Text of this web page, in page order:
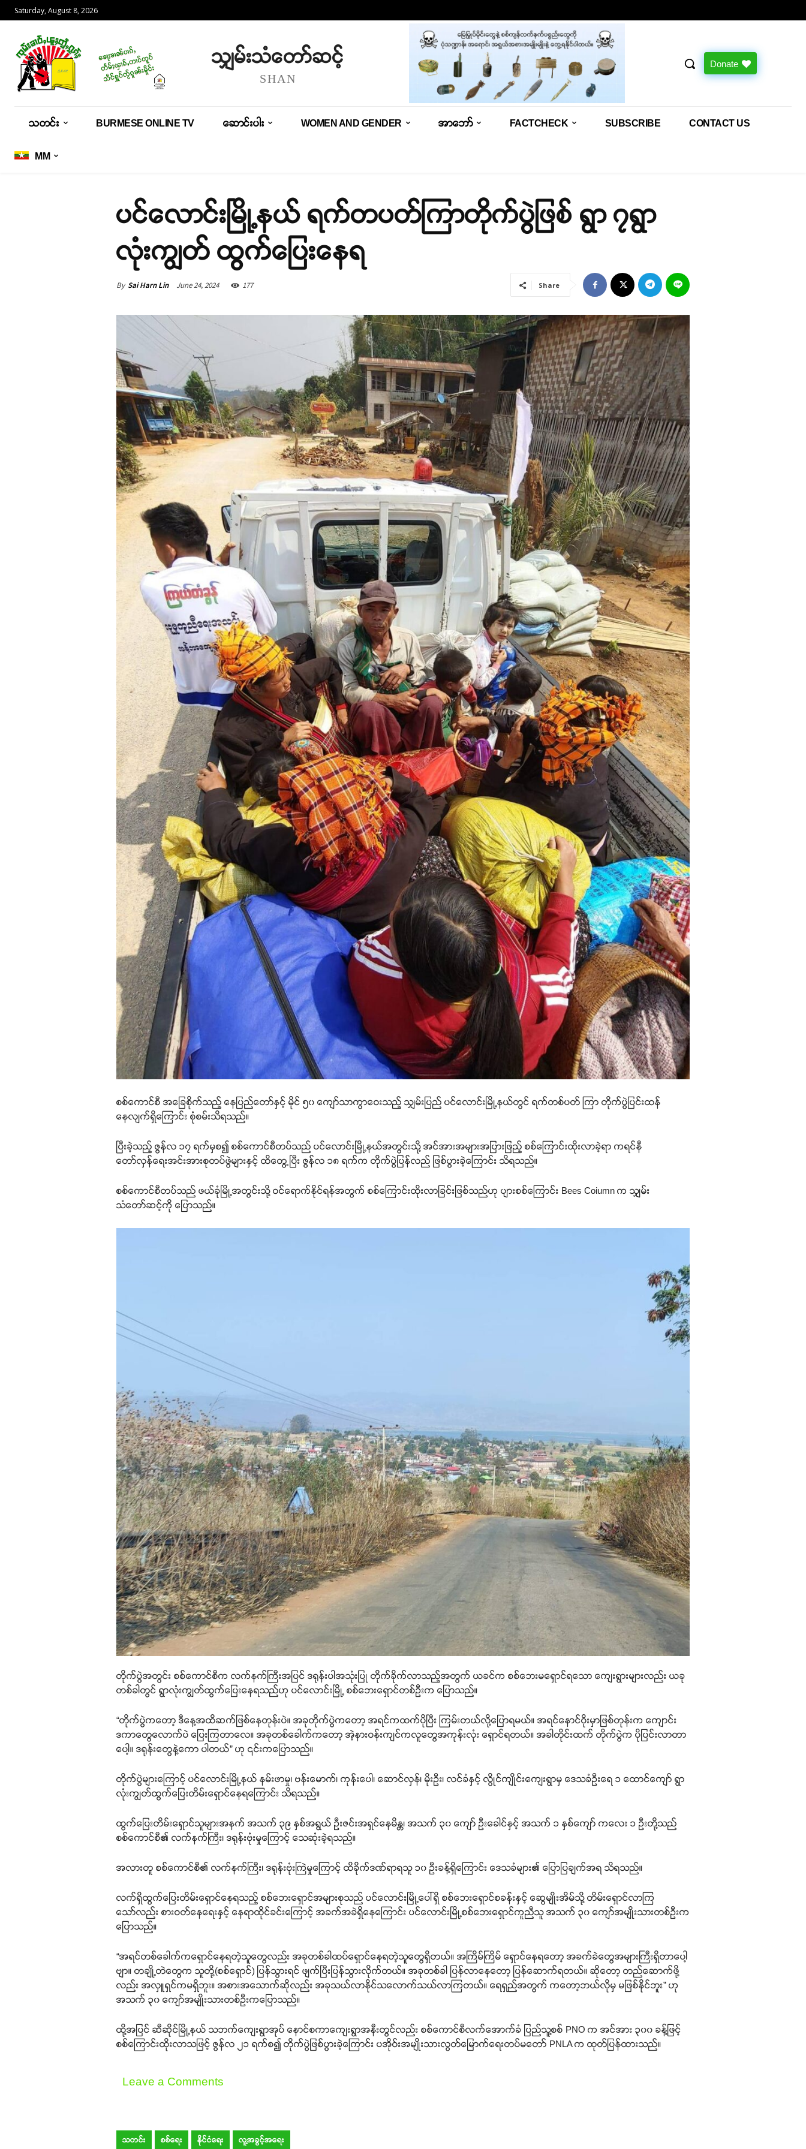
Saturday, August 8, 2026
သျှမ်းသံတော်ဆင့်
SHAN
Donate
သတင်း BURMESE ONLINE TV ဆောင်းပါး WOMEN AND GENDER အာဘော် FACTCHECK SUBSCRIBE CONTACT US
MM
ပင်လောင်းမြို့နယ် ရက်တပတ်ကြာတိုက်ပွဲဖြစ် ရွာ ၇ရွာ
လုံးကျွတ် ထွက်ပြေးနေရ
By Sai Harn Lin June 24, 2024 177 Share
စစ်ကောင်စီ အခြေစိုက်သည့် နေပြည်တော်နှင့် မိုင် ၅၀ ကျော်သာကွာဝေးသည့် သျှမ်းပြည် ပင်လောင်းမြို့နယ်တွင် ရက်တစ်ပတ် ကြာ တိုက်ပွဲပြင်းထန်
နေလျက်ရှိကြောင်း စုံစမ်းသိရသည်။
ပြီးခဲ့သည့် ဇွန်လ ၁၇ ရက်မှစ၍ စစ်ကောင်စီတပ်သည် ပင်လောင်းမြို့နယ်အတွင်းသို့ အင်အားအများအပြားဖြည့် စစ်ကြောင်းထိုးလာခဲ့ရာ ကရင်နီ
တော်လှန်ရေးအင်းအားစုတပ်ဖွဲများနှင့် ထိတွေ့ပြီး ဇွန်လ ၁၈ ရက်က တိုက်ပွဲပြန်လည် ဖြစ်ပွားခဲ့ကြောင်း သိရသည်။
စစ်ကောင်စီတပ်သည် ဖယ်ခုံမြို့အတွင်းသို့ ဝင်ရောက်နိုင်ရန်အတွက် စစ်ကြောင်းထိုးလာခြင်းဖြစ်သည်ဟု ပျားစစ်ကြောင်း Bees Coiumn က သျှမ်း
သံတော်ဆင့်ကို ပြောသည်။
တိုက်ပွဲအတွင်း စစ်ကောင်စီက လက်နက်ကြီးအပြင် ဒရုန်းပါအသုံးပြု တိုက်ခိုက်လာသည့်အတွက် ယခင်က စစ်ဘေးမရှောင်ရသော ကျေးရွားများလည်း ယခု
တစ်ခါတွင် ရွာလုံးကျွတ်ထွက်ပြေးနေရသည်ဟု ပင်လောင်းမြို့ စစ်ဘေးရှောင်တစ်ဦးက ပြောသည်။
“တိုက်ပွဲကတော့ ဒီနေ့အထိဆက်ဖြစ်နေတုန်းပဲ။ အခုတိုက်ပွဲကတော့ အရင်ကထက်ပိုပြီး ကြမ်းတယ်လို့ပြောရမယ်။ အရင်နောင်ဝိုးမှာဖြစ်တုန်းက ကျောင်း
ဒကာတွေလောက်ပဲ ပြေးကြတာလေ။ အခုတစ်ခေါက်ကတော့ အဲ့နားဝန်းကျင်ကလူတွေအကုန်းလုံး ရှောင်ရတယ်။ အခါတိုင်းထက် တိုက်ပွဲက ပိုပြင်းလာတာ
ပေါ့။ ဒရုန်းတွေနဲ့ကော ပါတယ်” ဟု ၎င်းကပြောသည်။
တိုက်ပွဲများကြောင့် ပင်လောင်းမြို့နယ် နမ်းဖာမှု၊ ဗန်းမောက်၊ ကုန်းပေါ၊ ဆောင်လှန်၊ မိုးဦး၊ လင်ခံနှင့် လွိုင်ကျိုင်းကျေးရွာမှ ဒေသခံဦးရေ ၁ ထောင်ကျော် ရွာ
လုံးကျွတ်ထွက်ပြေးတိမ်းရှောင်နေရကြောင်း သိရသည်။
ထွက်ပြေးတိမ်းရှောင်သူများအနက် အသက် ၃၉ နှစ်အရွယ် ဦးဇင်းအရှင်နေမိန္တ၊ အသက် ၃၀ ကျော် ဦးခေါင်နှင့် အသက် ၁ နှစ်ကျော် ကလေး ၁ ဦးတို့သည်
စစ်ကောင်စီ၏ လက်နက်ကြီး၊ ဒရုန်းဗုံးမှုကြောင့် သေဆုံးခဲ့ရသည်။
အလားတူ စစ်ကောင်စီ၏ လက်နက်ကြီး၊ ဒရုန်းဗုံးကြဲမှုကြောင့် ထိခိုက်ဒဏ်ရာရသူ ၁၀ ဦးခန့်ရှိကြောင်း ဒေသခံများ၏ ပြောပြချက်အရ သိရသည်။
လက်ရှိထွက်ပြေးတိမ်းရှောင်နေရသည့် စစ်ဘေးရှောင်အများစုသည် ပင်လောင်းမြို့ပေါ်ရှိ စစ်ဘေးရှောင်စခန်းနှင့် ဆွေမျိုးအိမ်သို့ တိမ်းရှောင်လာကြ
သော်လည်း စားဝတ်နေရေးနှင့် နေရာထိုင်ခင်းကြောင့် အခက်အခဲရှိနေကြောင်း ပင်လောင်းမြို့စစ်ဘေးရှောင်ကူညီသူ အသက် ၃၀ ကျော်အမျိုးသားတစ်ဦးက
ပြောသည်။
“အရင်တစ်ခေါက်ကရှောင်နေရတဲ့သူတွေလည်း အခုတစ်ခါထပ်ရှောင်နေရတဲ့သူတွေရှိတယ်။ အကြိမ်ကြိမ် ရှောင်နေရတော့ အခက်ခဲတွေအများကြီးရှိတာပေါ့
ဗျာ။ တချို့တဲတွေက သူတို့(စစ်ရှောင်) ပြန်သွားရင် ဖျက်ပြီးပြန်သွားလိုက်တယ်။ အခုတစ်ခါ ပြန်လာနေတော့ ပြန်ဆောက်ရတယ်။ ဆိုတော့ တည်ဆောက်ဖို့
လည်း အလှူရှင်ကမရှိဘူး။ အစားအသောက်ဆိုလည်း အခုသယ်လာနိုင်သလောက်သယ်လာကြတယ်။ ရေရှည်အတွက် ကတော့ဘယ်လိုမှ မဖြစ်နိုင်ဘူး” ဟု
အသက် ၃၀ ကျော်အမျိုးသားတစ်ဦးကပြောသည်။
ထို့အပြင် ဆီဆိုင်မြို့နယ် သဘက်ကျေးရွာအုပ် နောင်စကာကျေးရွာအနီးတွင်လည်း စစ်ကောင်စီလက်အောက်ခံ ပြည်သူ့စစ် PNO က အင်အား ၃၀၀ ခန့်ဖြင့်
စစ်ကြောင်းထိုးလာသဖြင့် ဇွန်လ ၂၁ ရက်စ၍ တိုက်ပွဲဖြစ်ပွားခဲ့ကြောင်း ပအိုဝ်းအမျိုးသားလွတ်မြောက်ရေးတပ်မတော် PNLA က ထုတ်ပြန်ထားသည်။
Leave a Comments
သတင်း စစ်ရေး နိုင်ငံရေး လူ့အခွင့်အရေး